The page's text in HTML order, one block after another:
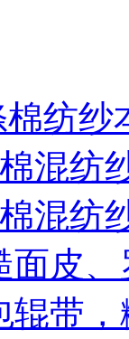
纺纱
混纺
混纺
面皮
辊带